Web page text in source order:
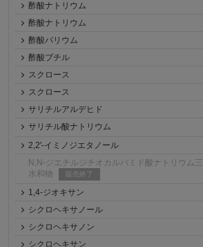
酢酸ナトリウム
酢酸ナトリウム
酢酸バリウム
酢酸ブチル
スクロース
スクロース
サリチルアルデヒド
サリチル酸ナトリウム
2,2'-イミノジエタノール
N,N-ジエチルジチオカルバミド酸ナトリウム三
水和物
販売終了
1,4-ジオキサン
シクロヘキサノール
シクロヘキサノン
シクロヘキサン